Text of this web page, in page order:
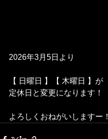
2026年3月5日より
【 日曜日 】【 木曜日 】が
定休日と変更になります！
よろしくおねがいしますー！